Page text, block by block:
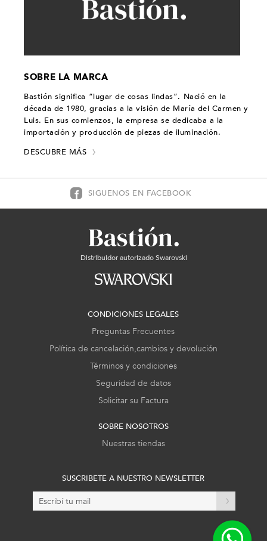
SOBRE LA MARCA
Bastión significa “lugar de cosas lindas”. Nació en la
década de 1980, gracias a la visión de María del Carmen y
Luis. En sus comienzos, la empresa se dedicaba a la
importación y producción de piezas de iluminación.
DESCUBRE MÁS
SIGUENOS EN FACEBOOK
Distribuidor autorizado Swarovski
CONDICIONES LEGALES
Preguntas Frecuentes
Política de cancelación,cambios y devolución
Términos y condiciones
Seguridad de datos
Solicitar su Factura
SOBRE NOSOTROS
Nuestras tiendas
SUSCRIBETE A NUESTRO NEWSLETTER